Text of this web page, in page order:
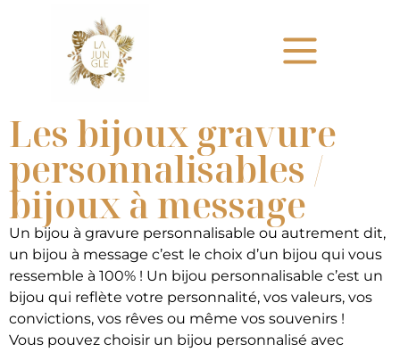
Les bijoux gravure
personnalisables /
bijoux à message
Un bijou à gravure personnalisable ou autrement dit,
un bijou à message c’est le choix d’un bijou qui vous
ressemble à 100% ! Un bijou personnalisable c’est un
bijou qui reflète votre personnalité, vos valeurs, vos
convictions, vos rêves ou même vos souvenirs !
​Vous pouvez choisir un bijou personnalisé avec